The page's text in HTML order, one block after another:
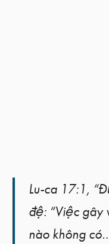
Lu-ca 17:1,
đệ: “Việc gây
nào không